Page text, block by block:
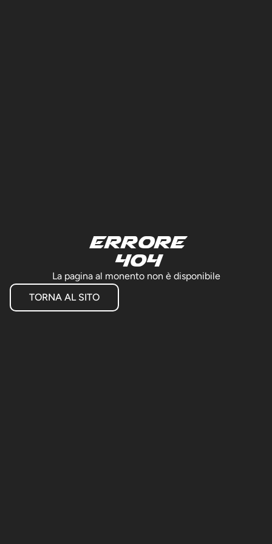
Errore
404
La pagina al monento non è disponibile
TORNA AL SITO